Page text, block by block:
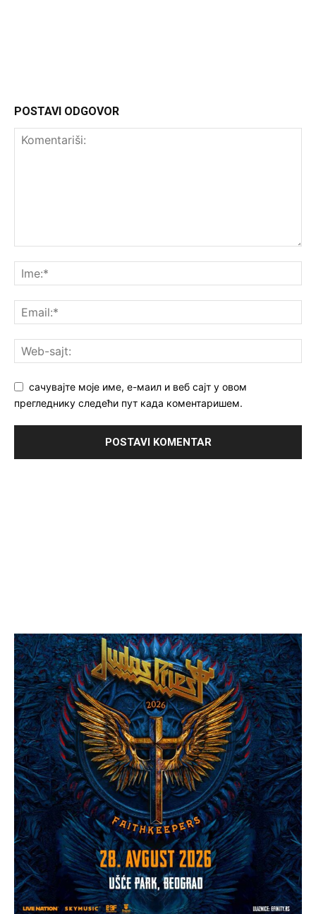
POSTAVI ODGOVOR
сачувајте моје име, е-маил и веб сајт у овом
прегледнику следећи пут када коментаришем.